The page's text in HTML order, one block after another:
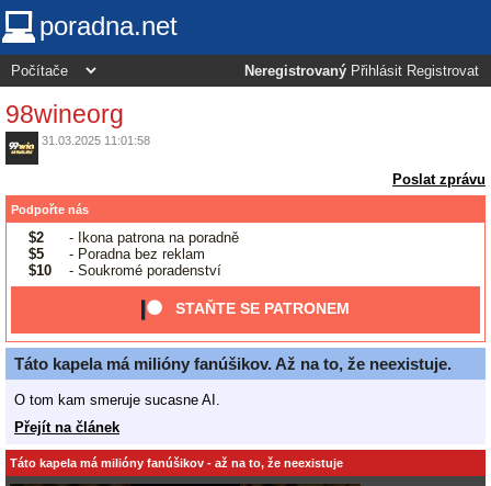
poradna.net
Neregistrovaný Přihlásit Registrovat
98wineorg
31.03.2025 11:01:58
Poslat zprávu
Podpořte nás
$2
- Ikona patrona na poradně
$5
- Poradna bez reklam
$10
- Soukromé poradenství
STAŇTE SE PATRONEM
Táto kapela má milióny fanúšikov. Až na to, že neexistuje.
O tom kam smeruje sucasne AI.
Přejít na článek
Táto kapela má milióny fanúšikov - až na to, že neexistuje